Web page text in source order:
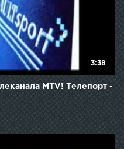
3:38
MTV! Телепорт -